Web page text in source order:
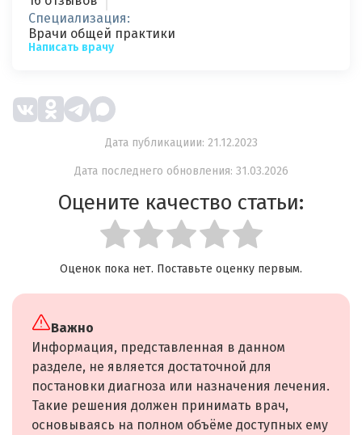
Специализация:
Врачи общей практики
Написать врачу
Дата публикациии: 21.12.2023
Дата последнего обновления: 31.03.2026
Оцените качество статьи:
Оценок пока нет. Поставьте оценку первым.
Важно
Информация, представленная в данном
разделе, не является достаточной для
постановки диагноза или назначения лечения.
Такие решения должен принимать врач,
основываясь на полном объёме доступных ему